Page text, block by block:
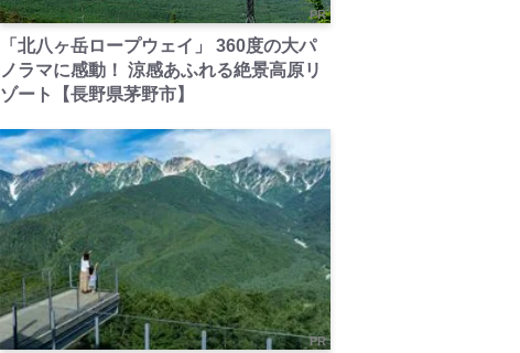
PR
「北八ヶ岳ロープウェイ」 360度の大パ
ノラマに感動！ 涼感あふれる絶景高原リ
ゾート【長野県茅野市】
PR